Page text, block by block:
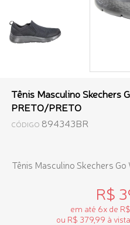
Tênis Masculino Skechers
PRETO/PRETO
CÓDIGO 894343BR
Tênis Masculino Skechers
R$
em até 6x de
ou R$ 379,99 à